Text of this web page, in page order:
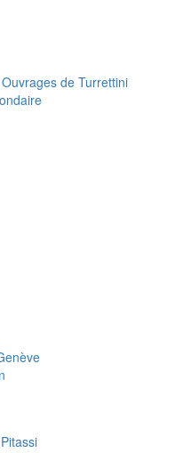
de Turrettini